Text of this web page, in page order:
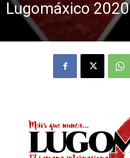
Lugomáxico 2020